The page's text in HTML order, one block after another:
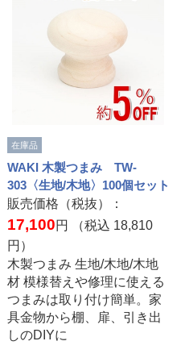
在庫品
WAKI 木製つまみ TW-
303〈生地/木地〉100個セット
販売価格（税抜）：
17,100円 （税込 18,810
円）
木製つまみ 生地/木地/木地
材 模様替えや修理に使える
つまみは取り付け簡単。家
具金物から棚、扉、引き出
しのDIYに